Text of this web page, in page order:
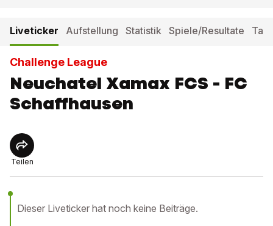
Liveticker Aufstellung Statistik Spiele/Resultate
Challenge League
Neuchatel Xamax FCS - FC
Schaffhausen
Teilen
Dieser Liveticker hat noch keine Beiträge.